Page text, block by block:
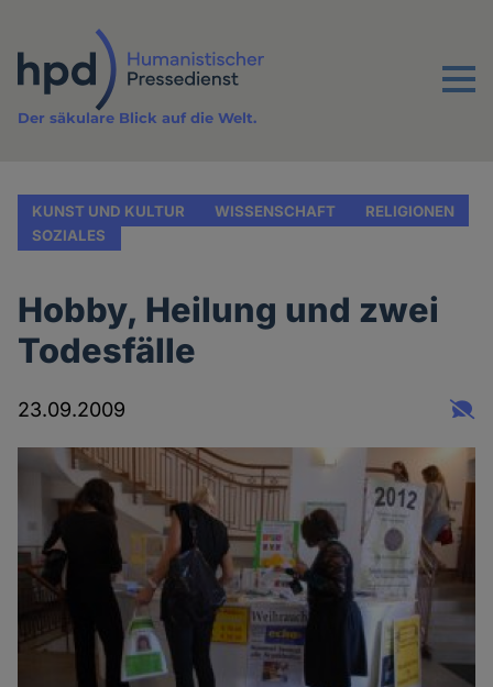
Inhalt
Menu
Der säkulare Blick auf die Welt.
KUNST UND KULTUR WISSENSCHAFT
RELIGIONEN
SOZIALES
Hobby, Heilung und zwei
Todesfälle
23.09.2009